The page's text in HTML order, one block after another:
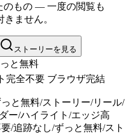
のもの — 一度の閲覧も
ません。
ストーリーを見る
と無料
完全不要 ブラウザ完結
と無料/ストーリー/リール/
ー/ハイライト /エッジ高
/追跡なし/ずっと無料/スト